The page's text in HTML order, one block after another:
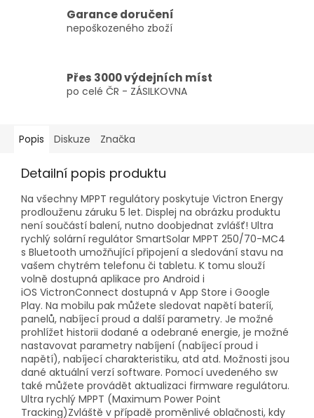
Garance doručení
nepoškozeného zboží
Přes 3000 výdejních míst
po celé ČR - ZÁSILKOVNA
Popis Diskuze Značka
Detailní popis produktu
Na všechny MPPT regulátory poskytuje Victron Energy
prodlouženu záruku 5 let. Displej na obrázku produktu
není součástí balení, nutno doobjednat zvlášť! Ultra
rychlý solární regulátor SmartSolar MPPT 250/70-MC4
s Bluetooth umožňující připojení a sledování stavu na
vašem chytrém telefonu či tabletu. K tomu slouží
volně dostupná aplikace pro Android i
iOS VictronConnect dostupná v App Store i Google
Play. Na mobilu pak můžete sledovat napětí bateríí,
panelů, nabíjecí proud a další parametry. Je možné
prohlížet historii dodané a odebrané energie, je možné
nastavovat parametry nabíjení (nabíjecí proud i
napětí), nabíjecí charakteristiku, atd atd. Možnosti jsou
dané aktuální verzí software. Pomocí uvedeného sw
také můžete provádět aktualizaci firmware regulátoru.
Ultra rychlý MPPT (Maximum Power Point
Tracking)Zvláště v případě proměnlivé oblačnosti, kdy